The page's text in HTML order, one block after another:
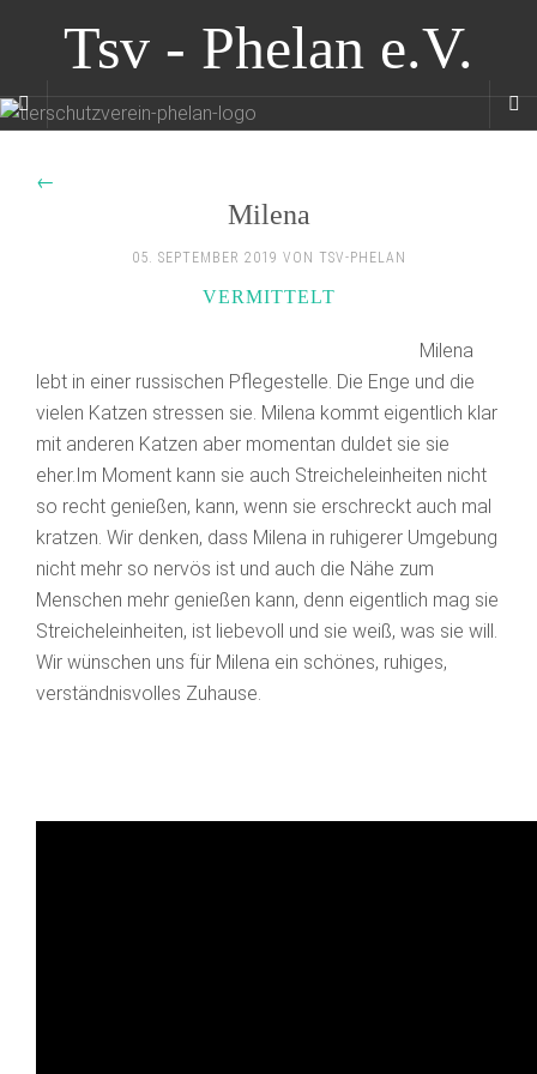
Tsv - Phelan e.V.
←
Milena
05. SEPTEMBER 2019 VON TSV-PHELAN
VERMITTELT
Milena
lebt in einer russischen Pflegestelle. Die Enge und die
vielen Katzen stressen sie. Milena kommt eigentlich klar
mit anderen Katzen aber momentan duldet sie sie
eher.Im Moment kann sie auch Streicheleinheiten nicht
so recht genießen, kann, wenn sie erschreckt auch mal
kratzen. Wir denken, dass Milena in ruhigerer Umgebung
nicht mehr so nervös ist und auch die Nähe zum
Menschen mehr genießen kann, denn eigentlich mag sie
Streicheleinheiten, ist liebevoll und sie weiß, was sie will.
Wir wünschen uns für Milena ein schönes, ruhiges,
verständnisvolles Zuhause.